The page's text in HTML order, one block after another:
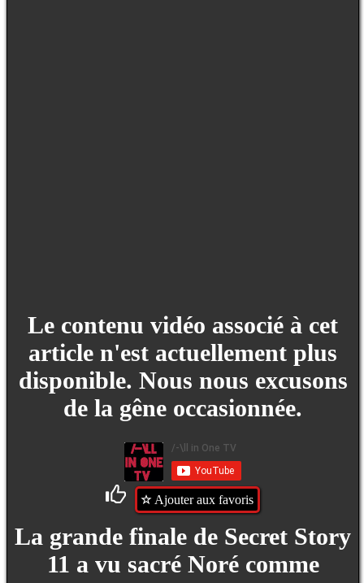
Le contenu vidéo associé à cet
article n'est actuellement plus
disponible. Nous nous excusons
de la gêne occasionnée.
Ajouter aux favoris
La grande finale de Secret Story
11 a vu sacré Noré comme